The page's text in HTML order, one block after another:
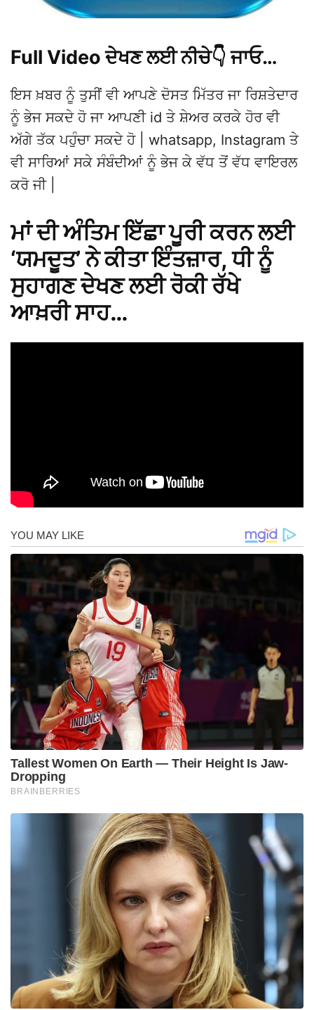
Full Video ਦੇਖਣ ਲਈ ਨੀਚੇ👇 ਜਾਓ…
ਇਸ ਖ਼ਬਰ ਨੂੰ ਤੁਸੀਂ ਵੀ ਆਪਣੇ ਦੋਸਤ ਮਿੱਤਰ ਜਾ ਰਿਸ਼ਤੇਦਾਰ
ਨੂੰ ਭੇਜ ਸਕਦੇ ਹੋ ਜਾ ਆਪਣੀ id ਤੇ ਸ਼ੇਅਰ ਕਰਕੇ ਹੋਰ ਵੀ
ਅੱਗੇ ਤੱਕ ਪਹੁੰਚਾ ਸਕਦੇ ਹੋ | whatsapp, Instagram ਤੇ
ਵੀ ਸਾਰਿਆਂ ਸਕੇ ਸੰਬੰਦੀਆਂ ਨੂੰ ਭੇਜ ਕੇ ਵੱਧ ਤੋਂ ਵੱਧ ਵਾਇਰਲ
ਕਰੋ ਜੀ |
ਮਾਂ ਦੀ ਅੰਤਿਮ ਇੱਛਾ ਪੂਰੀ ਕਰਨ ਲਈ
‘ਯਮਦੂਤ’ ਨੇ ਕੀਤਾ ਇੰਤਜ਼ਾਰ, ਧੀ ਨੂੰ
ਸੁਹਾਗਣ ਦੇਖਣ ਲਈ ਰੋਕੀ ਰੱਖੇ
ਆਖ਼ਰੀ ਸਾਹ…